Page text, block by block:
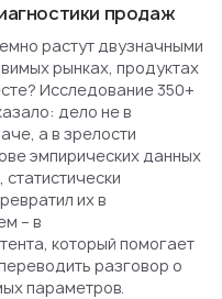
продаж
растут двузначными
рынках, продуктах
Исследование 350+
дело не в
а в зрелости
эмпирических данных
их в
– в
который помогает
разговор о
параметров.